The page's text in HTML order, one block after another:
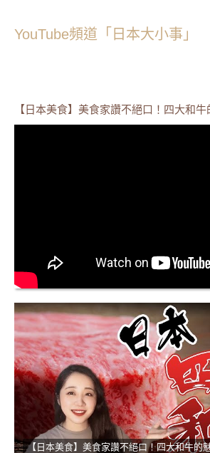
YouTube頻道「日本大小事」
【日本美食】美食家讚不絕口！四大和牛
【日本美食】美食家讚不絕口！四大和牛的